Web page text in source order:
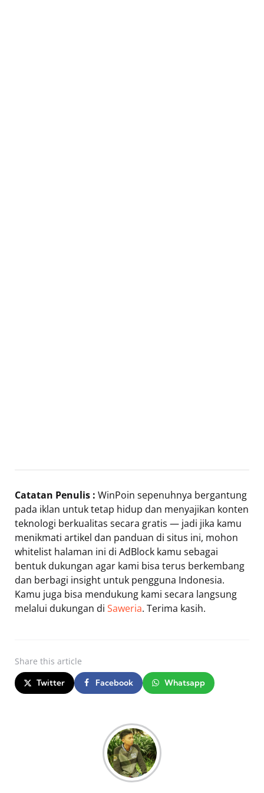
Catatan Penulis : WinPoin sepenuhnya bergantung
pada iklan untuk tetap hidup dan menyajikan konten
teknologi berkualitas secara gratis — jadi jika kamu
menikmati artikel dan panduan di situs ini, mohon
whitelist halaman ini di AdBlock kamu sebagai
bentuk dukungan agar kami bisa terus berkembang
dan berbagi insight untuk pengguna Indonesia.
Kamu juga bisa mendukung kami secara langsung
melalui dukungan di Saweria. Terima kasih.
Share this article
Twitter Facebook Whatsapp